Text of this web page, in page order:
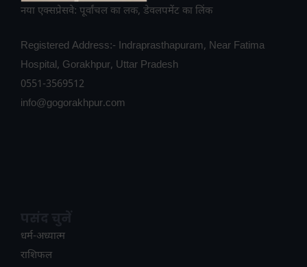
नया एक्सप्रेसवे: पूर्वांचल का लक, डेवलपमेंट का लिंक
Registered Address:- Indraprasthapuram, Near Fatima
Hospital, Gorakhpur, Uttar Pradesh
0551-3569512
info@gogorakhpur.com
धर्म-अध्यात्म
राशिफल